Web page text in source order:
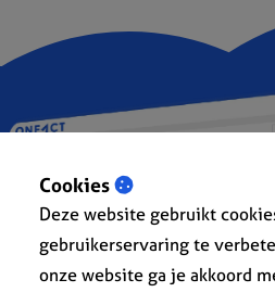
Cookies
Deze website gebruikt
gebruikerservaring te
onze website ga je akkoord